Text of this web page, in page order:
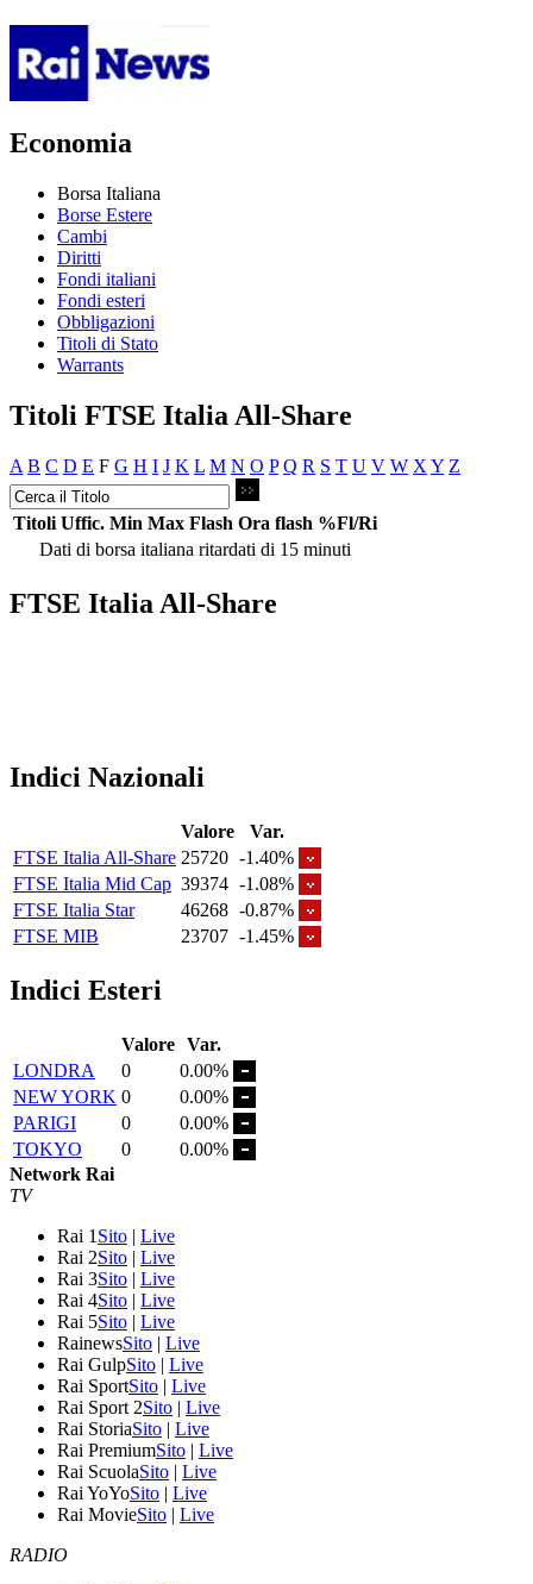
Economia
Borsa Italiana
Borse Estere
Cambi
Diritti
Fondi italiani
Fondi esteri
Obbligazioni
Titoli di Stato
Warrants
Titoli FTSE Italia All-Share
A B C D E F G H I J K L M N O P Q R S T U V W X Y Z
Titoli Uffic. Min Max Flash Ora flash %Fl/Ri
Dati di borsa italiana ritardati di 15 minuti
FTSE Italia All-Share
Indici Nazionali
Valore
Var.
FTSE Italia All-Share 25720 -1.40%
FTSE Italia Mid Cap 39374 -1.08%
FTSE Italia Star
46268 -0.87%
FTSE MIB
23707 -1.45%
Indici Esteri
Valore Var.
LONDRA
0
0.00%
NEW YORK 0
0.00%
PARIGI
0
0.00%
TOKYO
0
0.00%
Network Rai
TV
Rai 1 Sito | Live
Rai 2Sito | Live
Rai 3Sito | Live
Rai 4Sito | Live
Rai 5Sito | Live
RainewsSito | Live
Rai GulpSito | Live
Rai SportSito | Live
Rai Sport 2Sito | Live
Rai StoriaSito | Live
Rai PremiumSito | Live
Rai ScuolaSito | Live
Rai YoYoSito | Live
Rai MovieSito | Live
RADIO